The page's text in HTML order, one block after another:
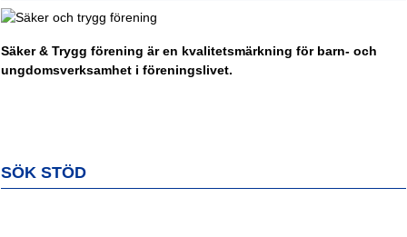
Säker & Trygg förening är en kvalitetsmärkning för barn- och
ungdomsverksamhet i föreningslivet.
SÖK STÖD